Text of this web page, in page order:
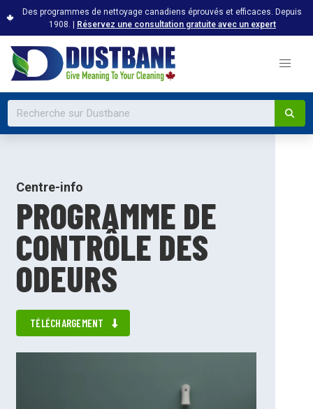
Des programmes de nettoyage canadiens éprouvés et efficaces. Depuis
1908. | Réservez une consultation gratuite avec un expert
Centre-info
PROGRAMME DE
CONTRÔLE DES
ODEURS
TÉLÉCHARGEMENT